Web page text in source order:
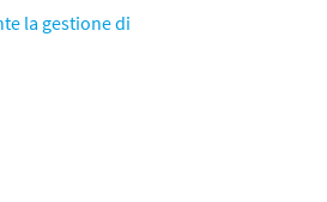
la gestione di